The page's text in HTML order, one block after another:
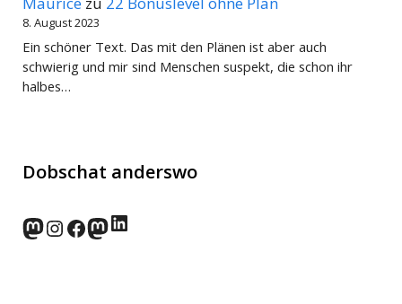
8. August 2023
Ein schöner Text. Das mit den Plänen ist aber auch
schwierig und mir sind Menschen suspekt, die schon ihr
halbes…
Dobschat anderswo
norden.social
Instagram
Facebook
wp-punks.social
LinkedIn